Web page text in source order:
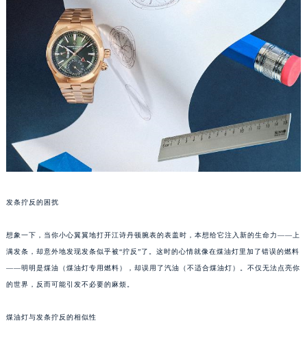
发条拧反的困扰
想象一下，当你小心翼翼地打开江诗丹顿腕表的表盖时，本想给它注入新的生命力——上
满发条，却意外地发现发条似乎被“拧反”了。这时的心情就像在煤油灯里加了错误的燃料
——明明是煤油（煤油灯专用燃料），却误用了汽油（不适合煤油灯）。不仅无法点亮你
的世界，反而可能引发不必要的麻烦。
煤油灯与发条拧反的相似性